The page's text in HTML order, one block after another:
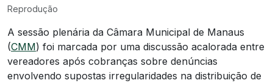
Reprodução
A sessão plenária da Câmara Municipal de Manaus
(CMM) foi marcada por uma discussão acalorada entre
vereadores após cobranças sobre denúncias
envolvendo supostas irregularidades na distribuição de